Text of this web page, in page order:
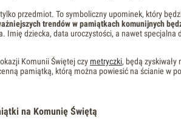
przedmiot. To symboliczny upominek, który
trendów w pamiątkach komunijnych
Imię dziecka, data uroczystości, a nawet specjalna
Komunii Świętej czy metryczki, będą
pamiątką, którą można powiesić na ścianie w
na Komunię Świętą